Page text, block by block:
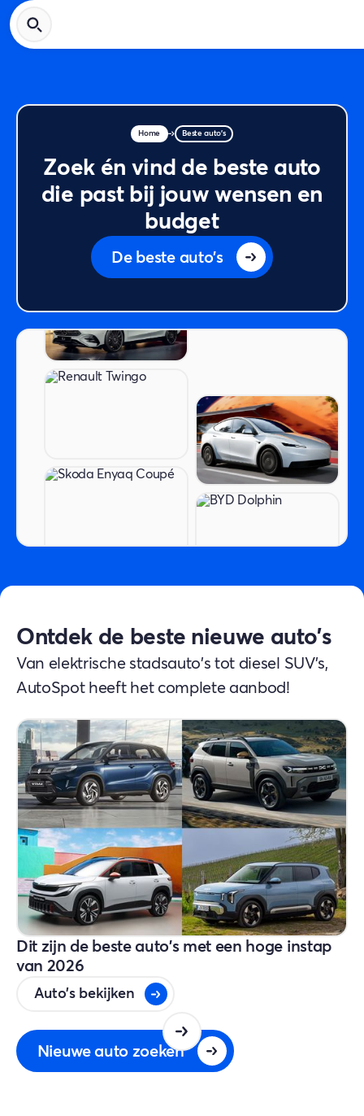
Home Beste auto's
Zoek én vind de beste auto
die past bij jouw wensen en
budget
De beste auto's
Ontdek de beste nieuwe auto's
Van elektrische stadsauto's tot diesel SUV's,
AutoSpot heeft het complete aanbod!
Dit zijn de beste auto's met een hoge instap
van 2026
Auto's bekijken
Nieuwe auto zoeken